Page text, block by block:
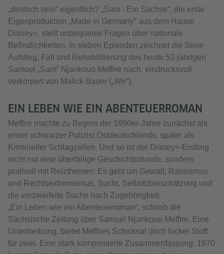
„deutsch sein“ eigentlich? „Sam - Ein Sachse“, die erste
Eigenproduktion „Made in Germany“ aus dem Hause
Disney+, stellt unbequeme Fragen über nationale
Befindlichkeiten. In sieben Episoden zeichnet die Serie
Aufstieg, Fall und Rehabilitierung des heute 52-jährigen
Samuel „Sam“ Njankouo Meffire nach, eindrucksvoll
verkörpert von Malick Bauer („Wir“).
EIN LEBEN WIE EIN ABENTEUERROMAN
Meffire machte zu Beginn der 1990er-Jahre zunächst als
erster schwarzer Polizist Ostdeutschlands, später als
Krimineller Schlagzeilen. Und so ist der Disney+-Erstling
nicht nur eine überfällige Geschichtsstunde, sondern
prallvoll mit Reizthemen: Es geht um Gewalt, Rassismus
und Rechtsextremismus, Sucht, Selbstüberschätzung und
die verzweifelte Suche nach Zugehörigkeit.
„Ein Leben wie ein Abenteuerroman“, schrieb die
Sächsische Zeitung über Samuel Njankouo Meffire. Eine
Untertreibung, bietet Meffires Schicksal doch locker Stoff
für zwei. Eine stark komprimierte Zusammenfassung: 1970